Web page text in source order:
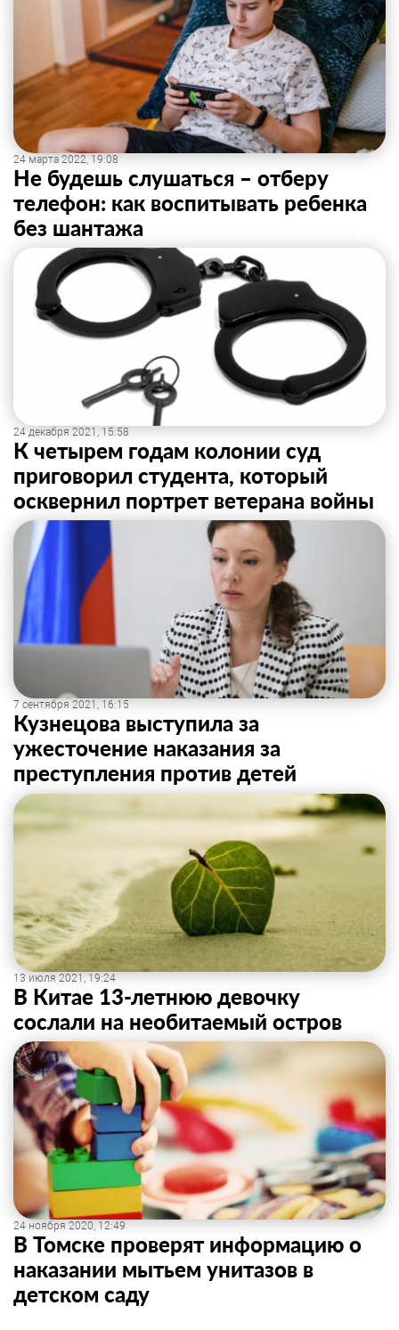
24 марта 2022, 19:08
Не будешь слушаться – отберу
телефон: как воспитывать ребенка
без шантажа
24 декабря 2021, 15:58
К четырем годам колонии суд
приговорил студента, который
осквернил портрет ветерана войны
7 сентября 2021, 16:15
Кузнецова выступила за
ужесточение наказания за
преступления против детей
13 июля 2021, 19:24
В Китае 13-летнюю девочку
сослали на необитаемый остров
24 ноября 2020, 12:49
В Томске проверят информацию о
наказании мытьем унитазов в
детском саду